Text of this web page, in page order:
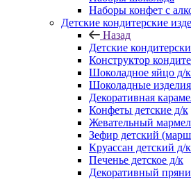
Наборы конфет с
Детские кондитерские
Назад
Детские
Конструктор
Шоколадное яйцо д/к
Шоколадные
Декоративная
Конфеты детские д/к
Жевательный
Зефир детский
Круассан детский д/к
Печенье детское д/к
Декоративный